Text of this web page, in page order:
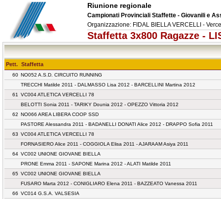
Riunione regionale
Campionati Provinciali Staffette - Giovanili e
Organizzazione: FIDAL BIELLA VERCELLI -
Staffetta 3x800 Ragazze -
Pett. Staffetta
60 NO052 A.S.D. CIRCUITO RUNNING
TRECCHI Matilde 2011 - DALMASSO Lisa 2012 - BARCELLINI Martina 2012
61
VC004 ATLETICA VERCELLI 78
BELOTTI Sonia 2011 - TARIKY Dounia 2012 - OPEZZO Vittoria 2012
62 NO066 AREA LIBERA COOP SSD
PASTORE Alessandra 2011 - BADANELLI DONATI Alice 2012 - DRAPPO Sofia 2011
63 VC004 ATLETICA VERCELLI 78
FORNASIERO Alice 2011 - COGGIOLA Elisa 2011 - AJARAAM Asiya 2011
64 VC002 UNIONE GIOVANE BIELLA
PRONE Emma 2011 - SAPONE Marina 2012 - ALATI Matilde 2011
65 VC002 UNIONE GIOVANE BIELLA
FUSARO Marta 2012 - CONIGLIARO Elena 2011 - BAZZEATO Vanessa 2011
66 VC014 G.S.A. VALSESIA